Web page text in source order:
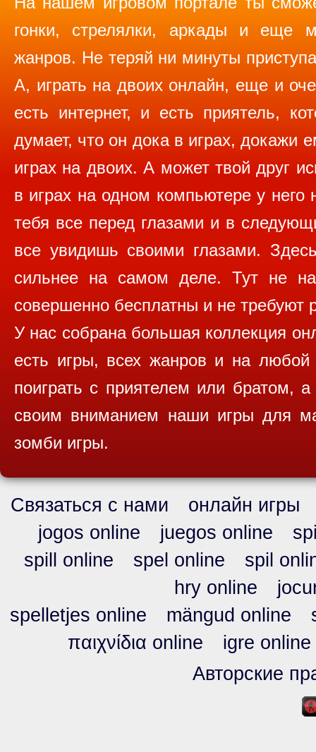
гонки, стрелялки, аркады и еще
жанров. Не теряй ни минуты
А, играть на двоих онлайн, еще и
есть интернет, и есть приятель,
думает, что он дока в играх, докажи
играх на двоих. А может твой друг
в играх на одном компьютере у
тебя все перед глазами и в
все увидишь своими глазами.
сильнее на самом деле. Тут не
совершенно бесплатны и не требуют
У нас собрана большая коллекция
есть игры, всех жанров и на
поиграть с приятелем или братом,
своим вниманием наши игры для
зомби игры.
Связаться с нами
онлайн игры
jogos online
juegos online
spill online
spel online
spil
hry online
spelletjes online
mängud online
παιχνίδια online
igre online
Авторские